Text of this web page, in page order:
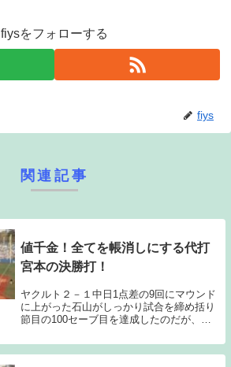
fiysをフォローする
fiys
関連記事
値千金！全てを帳消しにする代打
宮本の決勝打！
ヤクルト２－１中日1点差の9回にマウンド
に上がった石山がしっかり試合を締め括り
節目の100セーブ目を達成したのだが、今
リー2ベースを最大限に評価したいと感じ
ている。正直試合内容はあまり褒められた